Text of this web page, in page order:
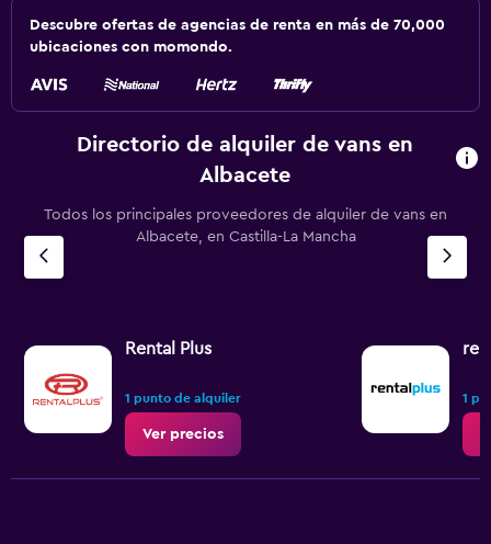
Descubre ofertas de agencias de renta en más de 70,000
ubicaciones con momondo.
Directorio de alquiler de vans en
Albacete
Todos los principales proveedores de alquiler de vans en
Albacete, en Castilla-La Mancha
Rental Plus
1 punto de alquiler
Ver precios
1